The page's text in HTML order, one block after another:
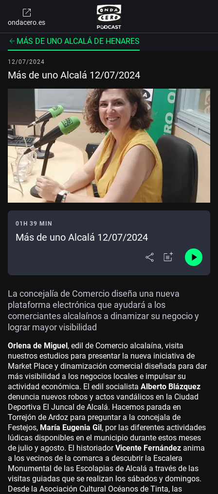
ondacero.es
MÁS DE UNO ALCALÁ DE HENARES
12/07/2024
Más de uno Alcalá 12/07/2024
01H 39 MIN
Más de uno Alcalá 12/07/2024
La concejalía de Comercio diseña una nueva
plataforma electrónica que ayudará a los
comerciantes alcalaínos a dinamizar su negocio y
lograr mayor visibilidad
Orlena de Miguel, edil de Comercio alcalaína, visita
nuestros estudios para presentar la nueva iniciativa de
Market Place y dinamización comercial diseñada para dar
más visibilidad a los negocios locales e impulsar su
actividad económica. El edil socialista Alberto Blázquez
denuncia nuevos robos y actos vandálicos en la Ciudad
Deportiva El Juncal de Alcalá. Hacemos parada en
Torrejón de Ardoz para preguntar a la concejala de
Festejos, María Eugenia Gil, por las diferentes actividades
lúdicas disponibles en el municipio durante estos meses
de julio y agosto. El historiadorVicente Fernández anima
a los vecinos de la comarca a descubrir la Escalera
Monumental de las Escolapias de Alcalá a través de las
visitas guiadas que se realizan los sábados y domingos.
Desde la Asociación Cultural Océanos de Tinta, las